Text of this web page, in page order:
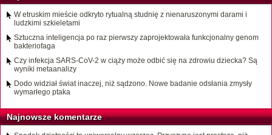
W etruskim mieście odkryto rytualną studnię z nienaruszonymi darami i
ludzkimi szkieletami
Sztuczna inteligencja po raz pierwszy zaprojektowała funkcjonalny genom
bakteriofaga
Czy infekcja SARS-CoV-2 w ciąży może odbić się na zdrowiu dziecka? Są
wyniki metaanalizy
Dodo widział świat inaczej, niż sądzono. Nowe badanie odsłania zmysły
wymarłego ptaka
Najnowsze komentarze